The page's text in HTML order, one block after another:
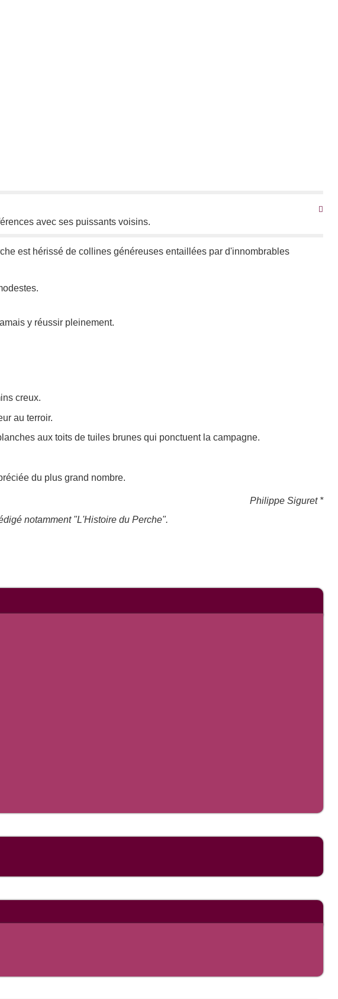
avec ses puissants voisins.
est hérissé de collines généreuses entaillées par d'innombrables
y réussir pleinement.
creux.
au terroir.
aux toits de tuiles brunes qui ponctuent la campagne.
du plus grand nombre.
Philippe Siguret *
notamment "L'Histoire du Perche".